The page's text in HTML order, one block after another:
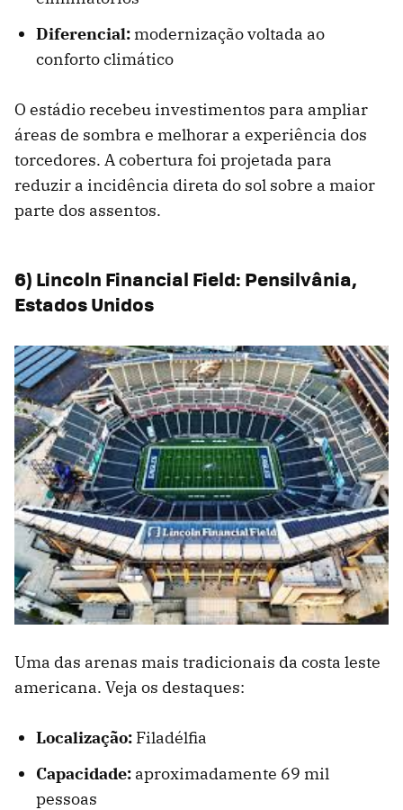
Diferencial: modernização voltada ao
conforto climático
O estádio recebeu investimentos para ampliar
áreas de sombra e melhorar a experiência dos
torcedores. A cobertura foi projetada para
reduzir a incidência direta do sol sobre a maior
parte dos assentos.
6) Lincoln Financial Field: Pensilvânia,
Estados Unidos
Uma das arenas mais tradicionais da costa leste
americana. Veja os destaques:
Localização: Filadélfia
Capacidade: aproximadamente 69 mil
pessoas